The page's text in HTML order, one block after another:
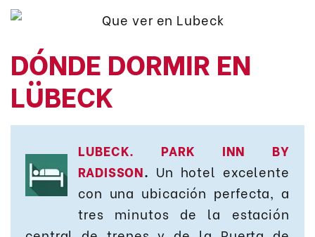
DÓNDE DORMIR EN
LÜBECK
LUBECK. PARK INN BY
RADISSON. Un hotel excelente
con una ubicación perfecta, a
tres minutos de la estación